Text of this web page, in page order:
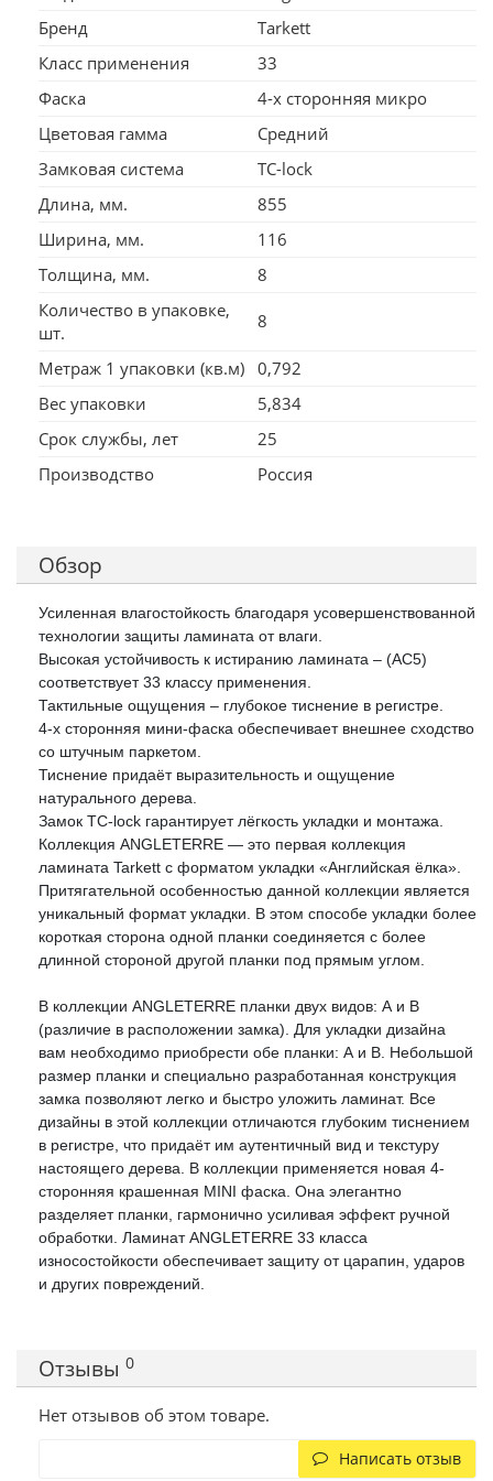
Бренд
Tarkett
Класс применения
33
Фаска
4-х сторонняя микро
Цветовая гамма
Средний
Замковая система
TC-lock
Длина, мм.
855
Ширина, мм.
116
Толщина, мм.
8
Количество в упаковке,
шт.
8
Метраж 1 упаковки (кв.м) 0,792
Вес упаковки
5,834
Срок службы, лет
25
Производство
Россия
Обзор
Усиленная влагостойкость благодаря усовершенствованной
технологии защиты ламината от влаги.
Высокая устойчивость к истиранию ламината – (AC5)
соответствует 33 классу применения.
Тактильные ощущения – глубокое тиснение в регистре.
4-х сторонняя мини-фаска обеспечивает внешнее сходство
со штучным паркетом.
Тиснение придаёт выразительность и ощущение
натурального дерева.
Замок TC-lock гарантирует лёгкость укладки и монтажа.
Коллекция ANGLETERRE — это первая коллекция
ламината Tarkett с форматом укладки «Английская ёлка».
Притягательной особенностью данной коллекции является
уникальный формат укладки. В этом способе укладки более
короткая сторона одной планки соединяется с более
длинной стороной другой планки под прямым углом.
В коллекции ANGLETERRE планки двух видов: А и B
(различие в расположении замка). Для укладки дизайна
вам необходимо приобрести обе планки: А и B. Небольшой
размер планки и специально разработанная конструкция
замка позволяют легко и быстро уложить ламинат. Все
дизайны в этой коллекции отличаются глубоким тиснением
в регистре, что придаёт им аутентичный вид и текстуру
настоящего дерева. В коллекции применяется новая 4-
сторонняя крашенная MINI фаска. Она элегантно
разделяет планки, гармонично усиливая эффект ручной
обработки. Ламинат ANGLETERRE 33 класса
износостойкости обеспечивает защиту от царапин, ударов
и других повреждений.
Отзывы 0
Нет отзывов об этом товаре.
Написать отзыв